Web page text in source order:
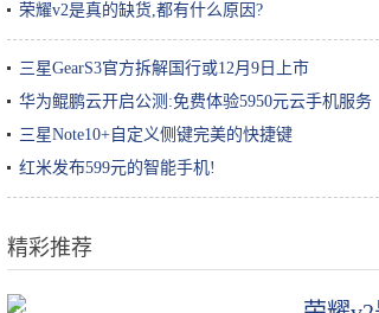
荣耀v2是真的缺货,都有什么原因?
三星GearS3官方拆解国行或12月9日上市
华为鲲鹏云开启公测:免费体验5950元云手机服务
三星Note10+自定义侧键完美的快捷键
红米发布599元的智能手机!
精彩推荐